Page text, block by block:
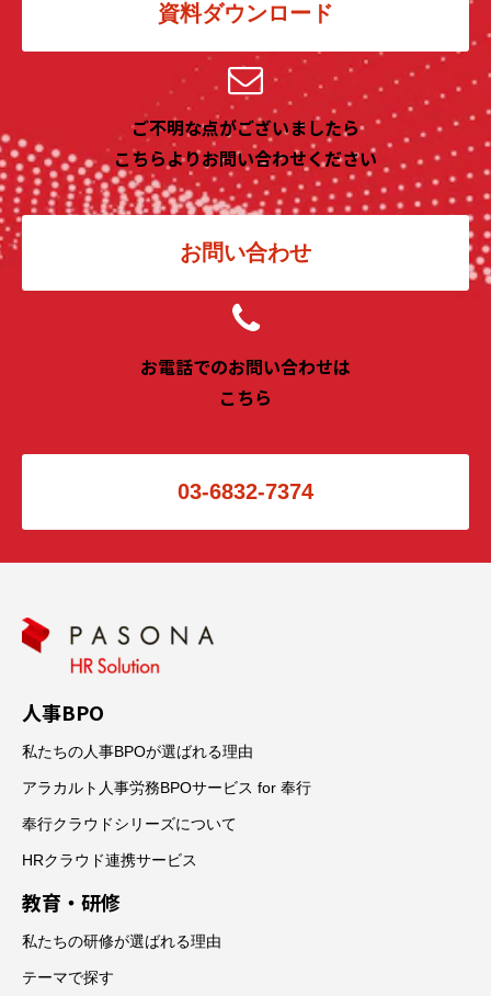
資料ダウンロード
ご不明な点がございましたら
こちらよりお問い合わせください
お問い合わせ
お電話でのお問い合わせは
こちら
03-6832-7374
人事BPO
私たちの人事BPOが選ばれる理由
アラカルト人事労務BPOサービス for 奉行
奉行クラウドシリーズについて
HRクラウド連携サービス
教育・研修
私たちの研修が選ばれる理由
テーマで探す